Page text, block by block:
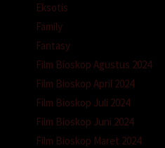
Eksotis
Family
Fantasy
Film Bioskop Agustus 2024
Film Bioskop April 2024
Film Bioskop Juli 2024
Film Bioskop Juni 2024
Film Bioskop Maret 2024